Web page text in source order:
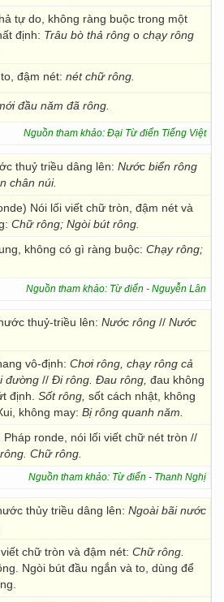
tự do, không ràng buộc trong một
định: Trâu bò thả rông o chạy rông
đậm nét: nét chữ rông.
đầu năm đã rông.
Nguồn tham khảo: Đại Từ điển Tiếng Việt
thuỷ triều dâng lên: Nước biển rông
chân núi.
Nói lối viết chữ tròn, đậm nét và
Chữ rông; Ngòi bút rông.
không có gì ràng buộc: Chạy rông;
Nguồn tham khảo: Từ điển - Nguyễn Lân
thuỷ-triều lên: Nước rông // Nước
vô-định: Chơi rông, chạy rông cả
đường // Đi rông. Đau rông, đau không
định. Sốt rông, sốt cách nhật, không
không may: Bị rông quanh năm.
Pháp ronde, nói lối viết chữ nét tròn //
Chữ rông.
Nguồn tham khảo: Từ điển - Thanh Nghị
thủy triều dâng lên: Ngoài bãi nước
chữ tròn và đậm nét: Chữ rông.
Ngòi bút đầu ngắn và to, dùng để